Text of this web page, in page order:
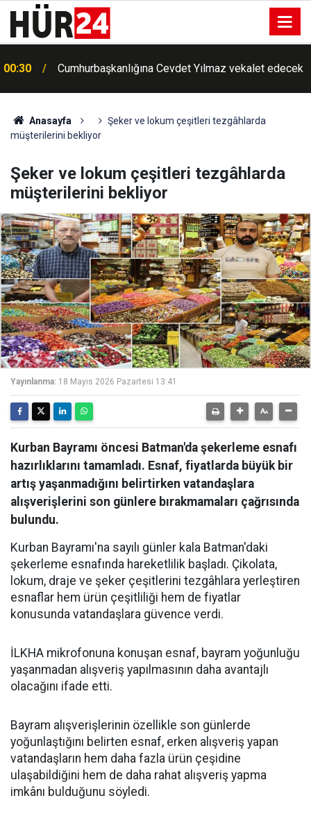
00:25 Meteorolojiden Toz Taşınımı Uyarısı
Anasayfa
Şeker ve lokum çeşitleri tezgâhlarda
müşterilerini bekliyor
Şeker ve lokum çeşitleri tezgâhlarda
müşterilerini bekliyor
Yayınlanma: 18 Mayıs 2026 Pazartesi 13:41
Kurban Bayramı öncesi Batman'da şekerleme esnafı
hazırlıklarını tamamladı. Esnaf, fiyatlarda büyük bir
artış yaşanmadığını belirtirken vatandaşlara
alışverişlerini son günlere bırakmamaları çağrısında
bulundu.
Kurban Bayramı'na sayılı günler kala Batman'daki
şekerleme esnafında hareketlilik başladı. Çikolata,
lokum, draje ve şeker çeşitlerini tezgâhlara yerleştiren
esnaflar hem ürün çeşitliliği hem de fiyatlar
konusunda vatandaşlara güvence verdi.
İLKHA mikrofonuna konuşan esnaf, bayram yoğunluğu
yaşanmadan alışveriş yapılmasının daha avantajlı
olacağını ifade etti.
Bayram alışverişlerinin özellikle son günlerde
yoğunlaştığını belirten esnaf, erken alışveriş yapan
vatandaşların hem daha fazla ürün çeşidine
ulaşabildiğini hem de daha rahat alışveriş yapma
imkânı bulduğunu söyledi.